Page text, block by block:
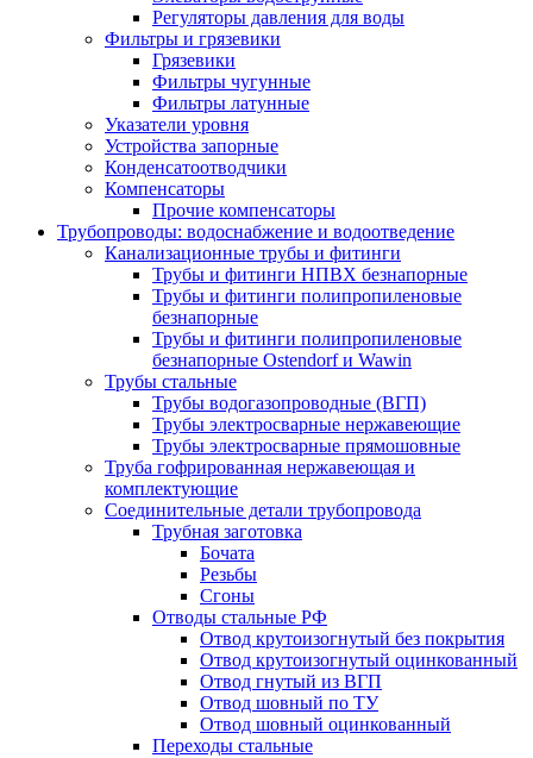
Регуляторы давления для воды
Фильтры и грязевики
Грязевики
Фильтры чугунные
Фильтры латунные
Указатели уровня
Устройства запорные
Конденсатоотводчики
Компенсаторы
Прочие компенсаторы
Трубопроводы: водоснабжение и водоотведение
Канализационные трубы и фитинги
Трубы и фитинги НПВХ безнапорные
Трубы и фитинги полипропиленовые
безнапорные
Трубы и фитинги полипропиленовые
безнапорные Ostendorf и Wawin
Трубы стальные
Трубы водогазопроводные (ВГП)
Трубы электросварные нержавеющие
Трубы электросварные прямошовные
Труба гофрированная нержавеющая и
комплектующие
Соединительные детали трубопровода
Трубная заготовка
Бочата
Резьбы
Сгоны
Отводы стальные РФ
Отвод крутоизогнутый без покрытия
Отвод крутоизогнутый оцинкованный
Отвод гнутый из ВГП
Отвод шовный по ТУ
Отвод шовный оцинкованный
Переходы стальные